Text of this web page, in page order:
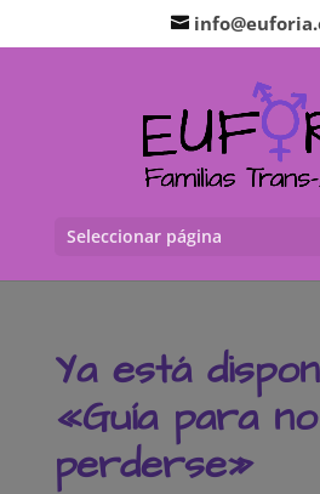
Seleccionar página
Ya está
«Guía para no
perderse»